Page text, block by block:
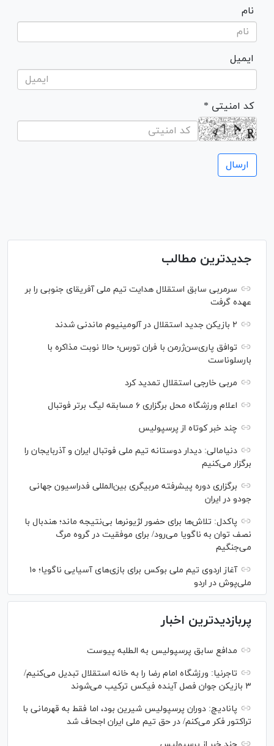
نام
ایمیل
* کد امنیتی
جدیدترین مطالب
سرمربی سابق استقلال هدایت تیم ملی آفریقای جنوبی را بر
عهده گرفت
۲ بازیکن جدید استقلال در آلومینیوم ماندنی شدند
توافق پاری‌سن‌ژرمن با فران تورس؛ حالا نوبت مذاکره با
بارسلوناست
مربی خارجی استقلال تمدید کرد
اعلام ورزشگاه محل برگزاری ۶ مسابقه لیگ برتر فوتبال
چند خبر کوتاه از پرسپولیس
دنیامالی: دیدار دوستانه تیم ملی فوتبال ایران و آذربایجان را
برگزار می‌کنیم
برگزاری دوره پیشرفته مربیگری بین‌المللی فدراسیون جهانی
جودو در ایران
پاکدل: تلاش‌ها برای حضور لژیونر‌ها بی‌نتیجه ماند؛ هندبال با
نصف توان به ناگویا می‌رود/ برای موفقیت در گروه مرگ
می‌جنگیم
آغاز اردوی تیم ملی بوکس برای بازی‌های آسیایی ناگویا؛ ۱۰
ملی‌پوش در اردو
پربازدیدترین اخبار
مدافع سابق پرسپولیس به الطلبه پیوست
تاجرنیا: ورزشگاه امام رضا را به خانه استقلال تبدیل می‌کنیم/
۳ بازیکن جوان فصل آینده فیکس ترکیب می‌شوند
پانادیچ: دوران پرسپولیس شیرین بود، اما فقط به قهرمانی با
تراکتور فکر می‌کنم/ در حق تیم ملی ایران اجحاف شد